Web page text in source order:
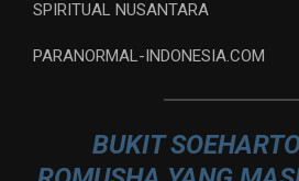
SPIRITUAL NUSANTARA
PARANORMAL-INDONESIA.COM
BUKIT